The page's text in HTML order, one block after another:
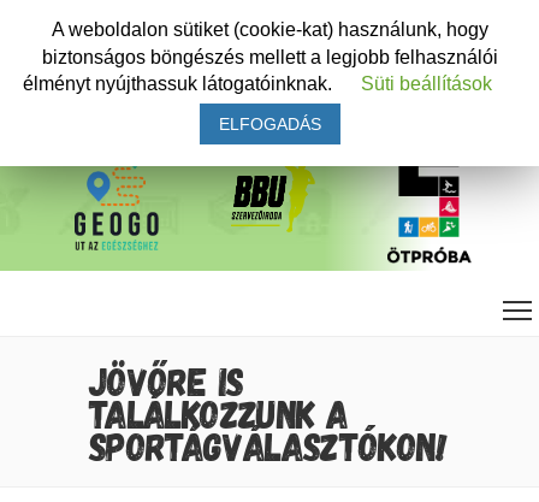
JÖVŐRE IS
TALÁLKOZZUNK A
SPORTÁGVÁLASZTÓKON!
A weboldalon sütiket (cookie-kat) használunk, hogy
biztonságos böngészés mellett a legjobb felhasználói
élményt nyújthassuk látogatóinknak.
Süti beállítások
ELFOGADÁS